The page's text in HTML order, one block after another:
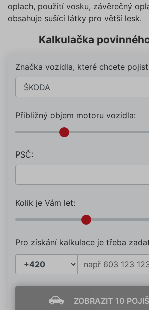
oplach, použití vosku, závěrečný
obsahuje sušící látky pro větší lesk.
Kalkulačka
Značka vozidla, které chcete
Přibližný objem motoru vozidla:
PSČ:
Kolik je Vám let:
Pro získání kalkulace je třeba
ZOBRAZIT 10